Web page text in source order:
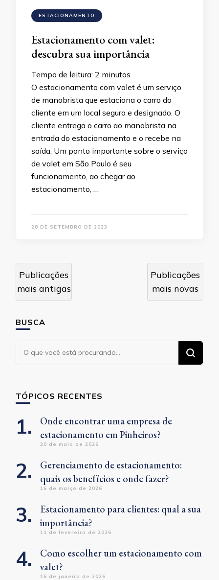
ESTACIONAMENTO
Estacionamento com valet:
descubra sua importância
Tempo de leitura: 2 minutos
O estacionamento com valet é um serviço
de manobrista que estaciona o carro do
cliente em um local seguro e designado. O
cliente entrega o carro ao manobrista na
entrada do estacionamento e o recebe na
saída. Um ponto importante sobre o serviço
de valet em São Paulo é seu
funcionamento, ao chegar ao
estacionamento, …
28 DE SETEMBRO DE 2023
Navegação
por
posts
Publicações
mais antigas
Publicações
mais novas
BUSCA
Procurando
algo?
TÓPICOS RECENTES
Onde encontrar uma empresa de
estacionamento em Pinheiros?
20 de maio de 2026
Gerenciamento de estacionamento:
quais os benefícios e onde fazer?
16 de março de 2026
Estacionamento para clientes: qual a sua
importância?
11 de fevereiro de 2026
Como escolher um estacionamento com
valet?
16 de janeiro de 2026